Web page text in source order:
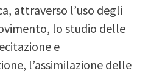
attraverso l’uso degli
lo studio delle
e
l’assimilazione delle